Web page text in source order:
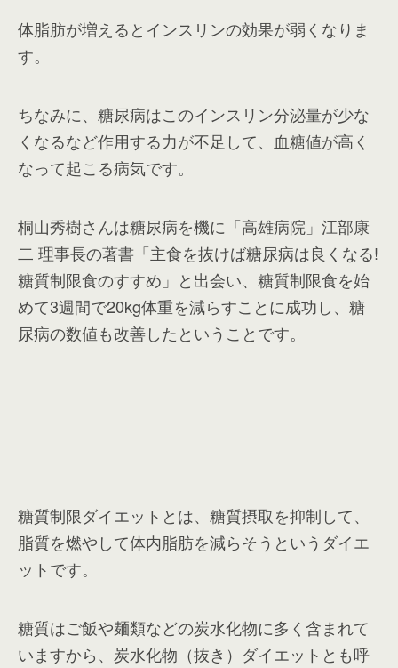
体脂肪が増えるとインスリンの効果が弱くなりま
す。
ちなみに、糖尿病はこのインスリン分泌量が少な
くなるなど作用する力が不足して、血糖値が高く
なって起こる病気です。
桐山秀樹さんは糖尿病を機に「高雄病院」江部康
二 理事長の著書「主食を抜けば糖尿病は良くなる!
糖質制限食のすすめ」と出会い、糖質制限食を始
めて3週間で20kg体重を減らすことに成功し、糖
尿病の数値も改善したということです。
糖質制限ダイエットとは、糖質摂取を抑制して、
脂質を燃やして体内脂肪を減らそうというダイエ
ットです。
糖質はご飯や麺類などの炭水化物に多く含まれて
いますから、炭水化物（抜き）ダイエットとも呼